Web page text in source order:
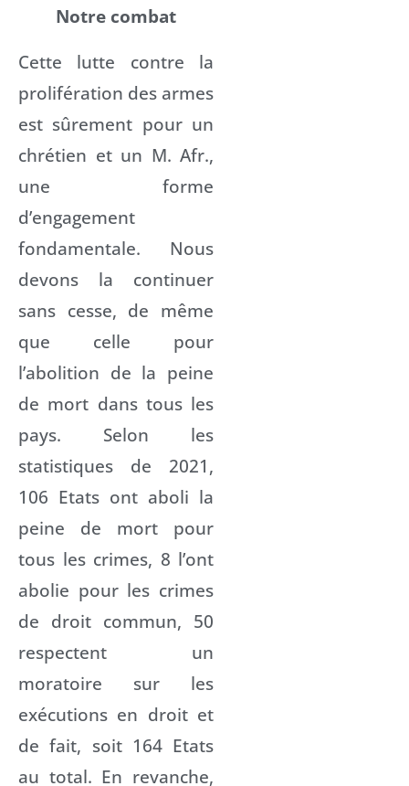
Notre combat
Cette lutte contre la
prolifération des armes
est sûrement pour un
chrétien et un M. Afr.,
une forme
d’engagement
fondamentale. Nous
devons la continuer
sans cesse, de même
que celle pour
l’abolition de la peine
de mort dans tous les
pays. Selon les
statistiques de 2021,
106 Etats ont aboli la
peine de mort pour
tous les crimes, 8 l’ont
abolie pour les crimes
de droit commun, 50
respectent un
moratoire sur les
exécutions en droit et
de fait, soit 164 Etats
au total. En revanche,